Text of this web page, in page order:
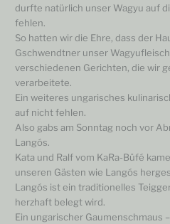
durfte natürlich unser Wagyu auf
fehlen.
So hatten wir die Ehre, dass der
Gschwendtner unser
verschiedenen Gerichten, die wir
verarbeitete.
Ein weiteres ungarisches
auf nicht fehlen.
Also gabs am Sonntag noch vor
Langós.
Kata und Ralf vom KaRa-Büfé
unseren Gästen wie Langós
Langós ist ein traditionelles
herzhaft belegt wird.
Ein ungarischer Gaumenschmaus